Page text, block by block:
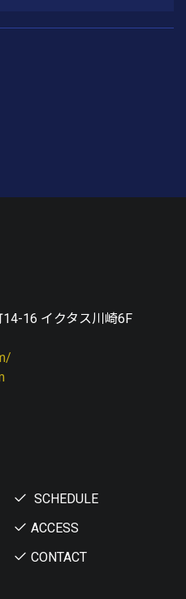
16 イクタス川崎6F
SCHEDULE
ACCESS
CONTACT